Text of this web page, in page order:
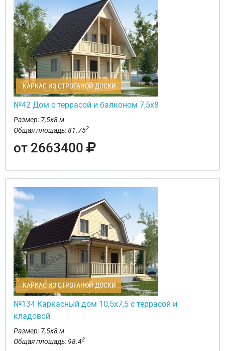
КАРКАС ИЗ СТРОГАНОЙ ДОСКИ
№42 Дом с террасой и балконом 7,5х8
Размер: 7,5х8 м
Общая площадь: 81.752
от 2663400
КАРКАС ИЗ СТРОГАНОЙ ДОСКИ
№134 Каркасный дом 10,5х7,5 с террасой и
кладовой
Размер: 7,5х8 м
Общая площадь: 98.42